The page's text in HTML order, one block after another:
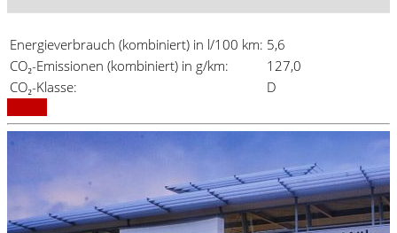
Energieverbrauch (kombiniert) in l/100 km: 5,6
CO₂-Emissionen (kombiniert) in g/km:
127,0
CO₂-Klasse:
D